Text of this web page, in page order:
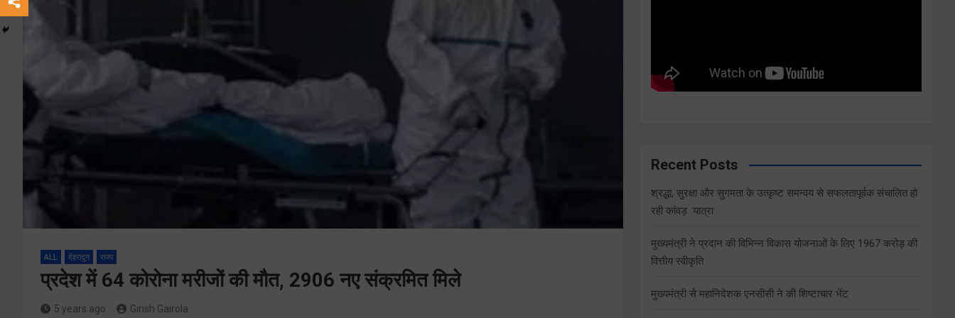
ALL देहरादून राज्य
प्रदेश में 64 कोरोना मरीजों की मौत, 2906 नए संक्रमित मिले
5 years ago Girish Gairola
Recent Posts
श्रद्धा, सुरक्षा और सुगमता के उत्कृष्ट समन्वय से सफलतापूर्वक संचालित हो
रही कांवड़ यात्रा
मुख्यमंत्री ने प्रदान की विभिन्न विकास योजनाओं के लिए 1967 करोड़ की
वित्तीय स्वीकृति
मुख्यमंत्री से महानिदेशक एनसीसी ने की शिष्टाचार भेंट